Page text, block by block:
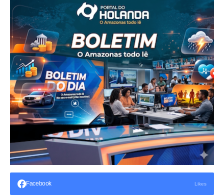
Facebook Likes